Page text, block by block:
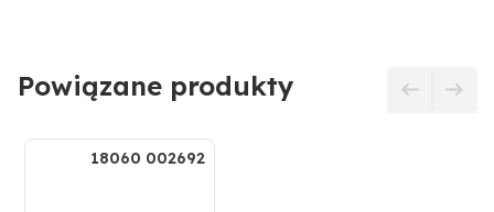
Powiązane produkty
18060 002692